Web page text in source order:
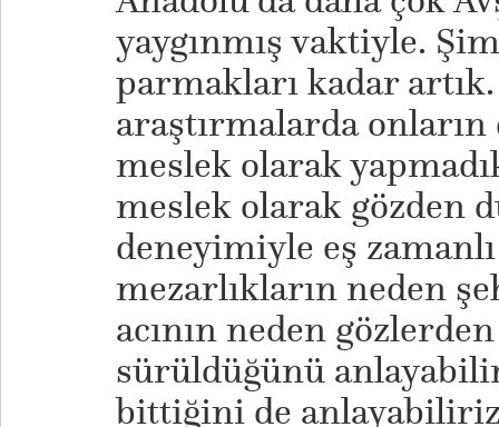
yaygınmış vaktiyle.
parmakları kadar artık.
araştırmalarda
meslek olarak
meslek olarak gözden
deneyimiyle eş
mezarlıkların neden
acının neden
sürüldüğünü
bittiğini de anlayabiliriz.